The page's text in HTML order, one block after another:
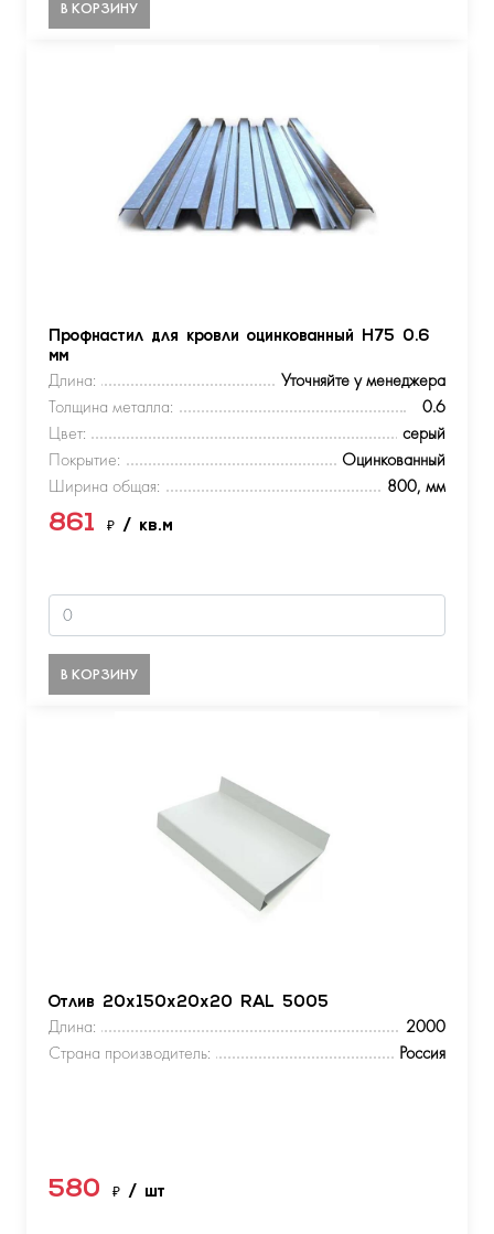
В КОРЗИНУ
Профнастил для кровли оцинкованный Н75 0.6
мм
Длина:
Уточняйте у менеджера
Толщина металла:
0.6
Цвет:
серый
Покрытие:
Оцинкованный
Ширина общая:
800, мм
861 ₽ / кв.м
В КОРЗИНУ
Отлив 20х150х20х20 RAL 5005
Длина:
2000
Страна производитель:
Россия
580 ₽ / шт